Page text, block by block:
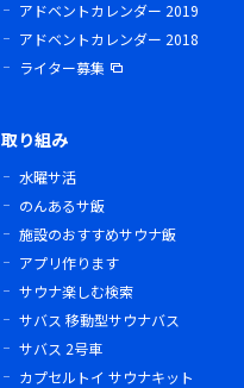
アドベントカレンダー 2019
アドベントカレンダー 2018
ライター募集
取り組み
水曜サ活
のんあるサ飯
施設のおすすめサウナ飯
アプリ作ります
サウナ楽しむ検索
サバス 移動型サウナバス
サバス 2号車
カプセルトイ サウナキット